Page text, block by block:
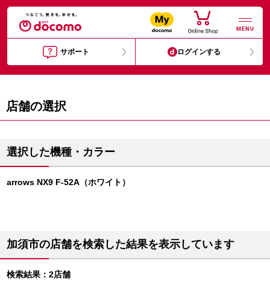
MENU
サポート ログインする
店舗の選択
選択した機種・カラー
arrows NX9 F-52A（ホワイト）
加須市の店舗を検索した結果を表示しています
検索結果：2店舗